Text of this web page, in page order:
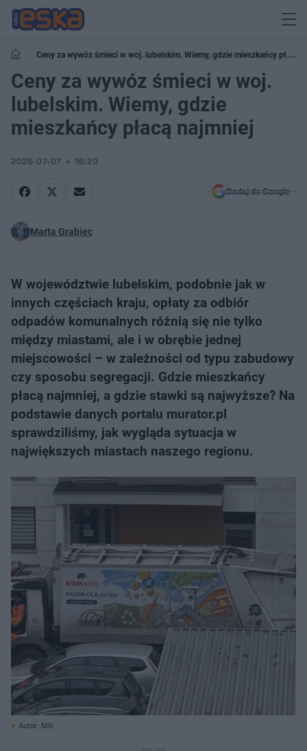
Ceny za wywóz śmieci w woj. lubelskim. Wiemy, gdzie mieszkańcy płacą
najmniej
Ceny za wywóz śmieci w woj.
lubelskim. Wiemy, gdzie
mieszkańcy płacą najmniej
2025-07-07 16:20
Dodaj do Google
Marta Grabiec
W województwie lubelskim, podobnie jak w
innych częściach kraju, opłaty za odbiór
odpadów komunalnych różnią się nie tylko
między miastami, ale i w obrębie jednej
miejscowości – w zależności od typu zabudowy
czy sposobu segregacji. Gdzie mieszkańcy
płacą najmniej, a gdzie stawki są najwyższe? Na
podstawie danych portalu murator.pl
sprawdziliśmy, jak wygląda sytuacja w
największych miastach naszego regionu.
Autor: MG